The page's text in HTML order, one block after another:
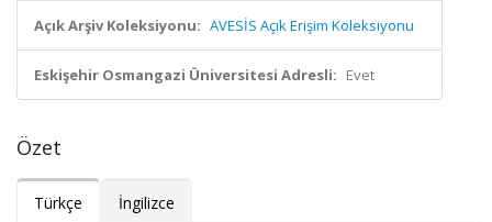
Açık Arşiv Koleksiyonu: AVESİS Açık Erişim Koleksiyonu
Eskişehir Osmangazi Üniversitesi Adresli: Evet
Özet
Türkçe İngilizce